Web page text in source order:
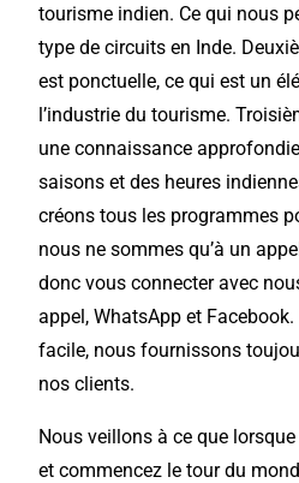
tourisme indien. Ce qui nous
type de circuits en Inde.
est ponctuelle, ce qui est un
l’industrie du tourisme.
une connaissanceapprofondie
saisons et des heures
créons tous les programmes
nous ne sommes qu’à un
donc vous connecter avec
appel, WhatsApp et Facebook.
facile, nous fournissons
nos clients.
Nous veillons à ce que
et commencez le tour du